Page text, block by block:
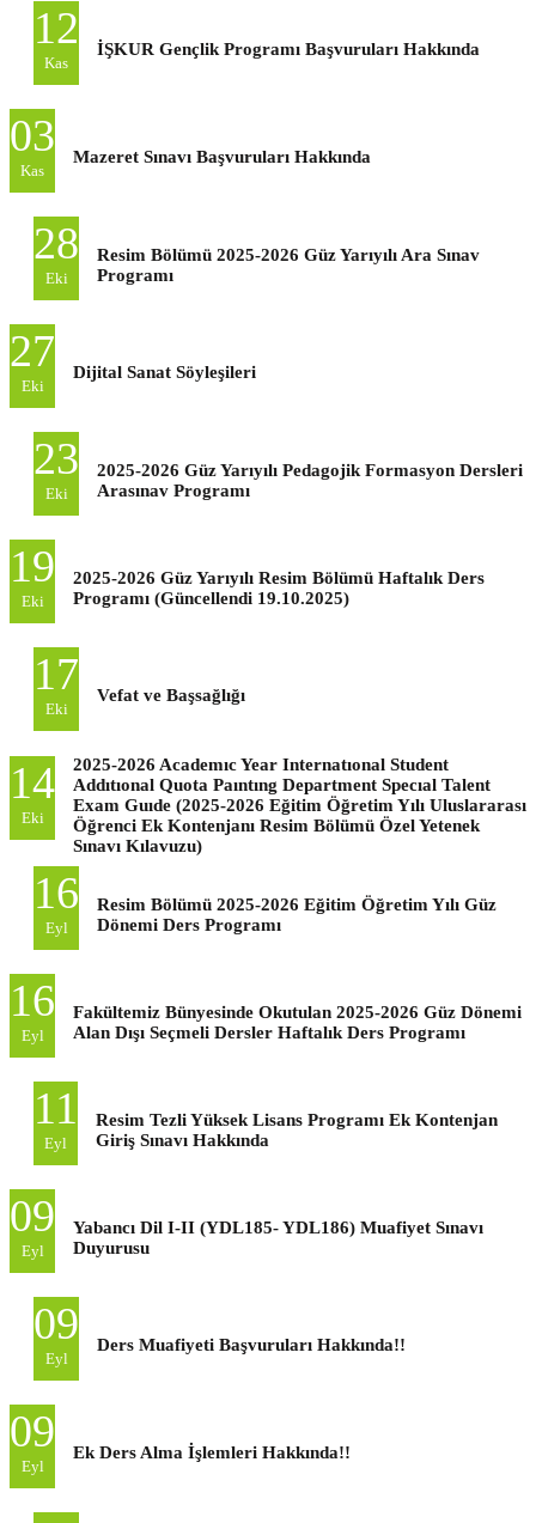
12
Kas
İŞKUR Gençlik Programı Başvuruları Hakkında
03
Kas
Mazeret Sınavı Başvuruları Hakkında
28
Eki
Resim Bölümü 2025-2026 Güz Yarıyılı Ara Sınav
Programı
27
Eki
Dijital Sanat Söyleşileri
23
Eki
2025-2026 Güz Yarıyılı Pedagojik Formasyon Dersleri
Arasınav Programı
19
Eki
2025-2026 Güz Yarıyılı Resim Bölümü Haftalık Ders
Programı (Güncellendi 19.10.2025)
17
Eki
Vefat ve Başsağlığı
14
Eki
2025-2026 Academıc Year Internatıonal Student
Addıtıonal Quota Paıntıng Department Specıal Talent
Exam Guıde (2025-2026 Eğitim Öğretim Yılı Uluslararası
Öğrenci Ek Kontenjanı Resim Bölümü Özel Yetenek
Sınavı Kılavuzu)
16
Eyl
Resim Bölümü 2025-2026 Eğitim Öğretim Yılı Güz
Dönemi Ders Programı
16
Eyl
Fakültemiz Bünyesinde Okutulan 2025-2026 Güz Dönemi
Alan Dışı Seçmeli Dersler Haftalık Ders Programı
11
Eyl
Resim Tezli Yüksek Lisans Programı Ek Kontenjan
Giriş Sınavı Hakkında
09
Eyl
Yabancı Dil I-II (YDL185- YDL186) Muafiyet Sınavı
Duyurusu
09
Eyl
Ders Muafiyeti Başvuruları Hakkında!!
09
Eyl
Ek Ders Alma İşlemleri Hakkında!!